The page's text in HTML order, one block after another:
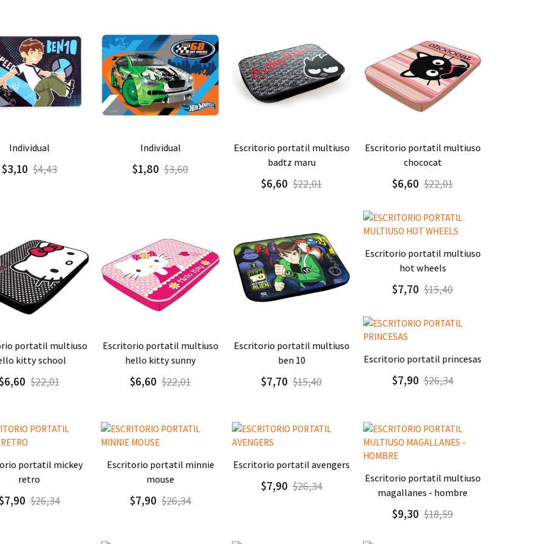
Detalle
individual
$3,10 $4,43
Agregar Detalle
individual
$1,80 $3,60
Agregar Detalle
escritorio portatil multiuso
badtz maru
$6,60 $22,01
Agregar Detalle
escritorio portatil multiuso
chococat
$6,60 $22,01
Detalle
kitty school
$22,01
Agregar Detalle
escritorio portatil multiuso
hello kitty sunny
$6,60 $22,01
Agregar Detalle
escritorio portatil multiuso
ben 10
$7,70 $15,40
Agregar Detalle
escritorio portatil multiuso
hot wheels
$7,70 $15,40
Agregar Detalle
escritorio portatil princesas
$7,90 $26,34
Detalle
retro
$26,34
Agregar Detalle
escritorio portatil minnie
mouse
$7,90 $26,34
Agregar Detalle
escritorio portatil avengers
$7,90 $26,34
Agregar Detalle
escritorio portatil multiuso
magallanes - hombre
$9,30 $18,59